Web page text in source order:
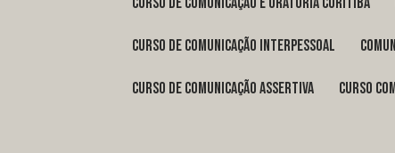
curso de comunicação interpessoal
curso de comunicação assertiva curso